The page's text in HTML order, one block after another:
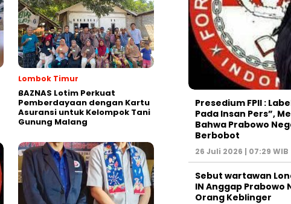
Lombok Timur
BAZNAS Lotim Perkuat
Pemberdayaan dengan Kartu
Asuransi untuk Kelompok Tani
Gunung Malang
Presedium FPII :
Pada Insan Pers”,
Bahwa Prabowo
Berbobot
26 Juli 2026 | 07:29 WIB
Sebut wartawan
IN Anggap Prabowo
Orang Keblinger